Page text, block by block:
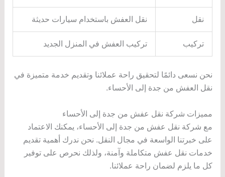
نقل نقل العفش باستخدام سيارات حديثة
تركيب تركيب العفش في المنزل الجديد
نحن نسعى دائمًا لتحقيق راحة عملائنا وتقديم خدمة متميزة في
نقل العفش من جدة إلى الأحساء.
مميزات شركة نقل عفش من جدة إلى الأحساء
مع شركة نقل عفش من جدة إلى الأحساء، يمكنك الاعتماد
على خبرتنا الواسعة في مجال النقل. نحن ندرك أهمية تقديم
خدمات نقل عفش متكاملة وآمنة، ولذلك نحرص على توفير
كل ما يلزم لضمان راحة عملائنا.